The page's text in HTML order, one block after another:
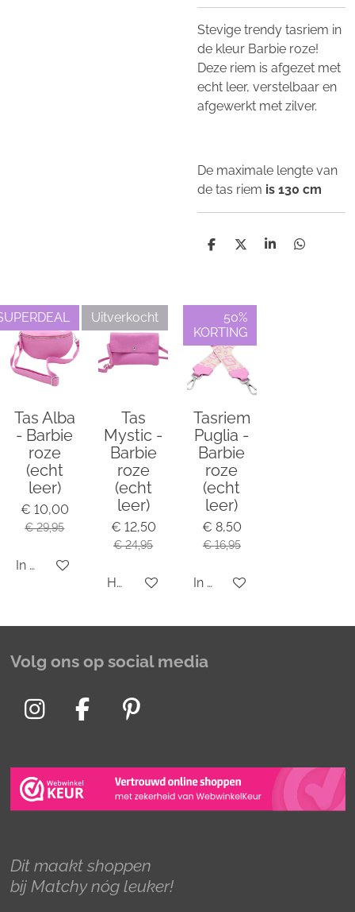
Stevige trendy tasriem in
de kleur Barbie roze!
Deze riem is afgezet met
echt leer, verstelbaar en
afgewerkt met zilver.
De maximale lengte van
de tas riem is 130 cm
D
n
D
S
D
Tas Alba
- Barbie
roze
(echt
leer)
€ 10,00
€ 29,95
In winkelwagen
Uitverkocht
Tas
Mystic -
Barbie
roze
(echt
leer)
€ 12,50
€ 24,95
Houd mij op de hoogte
50%
KORTING
Tasriem
Puglia -
Barbie
roze
(echt
leer)
€ 8,50
€ 16,95
In winkelwagen
Volg ons op social media
I
s
t
a
r
a
F
c
e
b
o
k
P
n
t
e
e
s
Dit maakt shoppen
bij Matchy nóg leuker!